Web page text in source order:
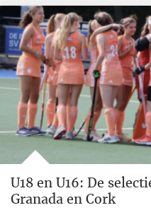
U18 en U16: De
Granada en Cork